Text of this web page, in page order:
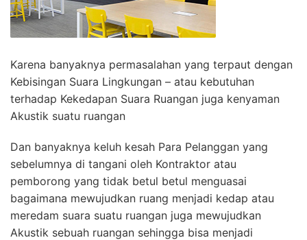
Karena banyaknya permasalahan yang terpaut dengan
Kebisingan Suara Lingkungan – atau kebutuhan
terhadap Kekedapan Suara Ruangan juga kenyaman
Akustik suatu ruangan
Dan banyaknya keluh kesah Para Pelanggan yang
sebelumnya di tangani oleh Kontraktor atau
pemborong yang tidak betul betul menguasai
bagaimana mewujudkan ruang menjadi kedap atau
meredam suara suatu ruangan juga mewujudkan
Akustik sebuah ruangan sehingga bisa menjadi